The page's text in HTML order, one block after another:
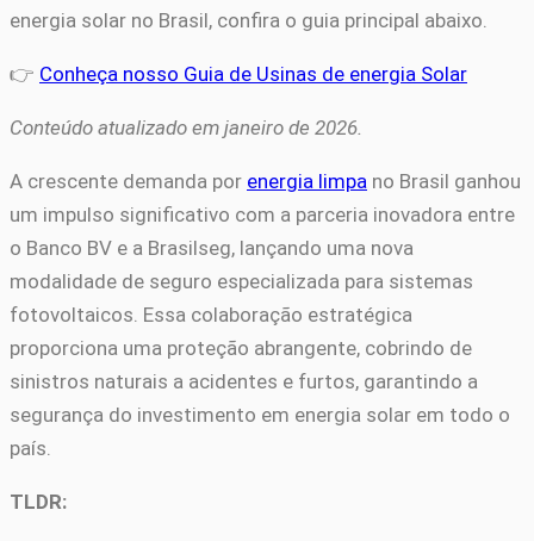
energia solar no Brasil, confira o guia principal abaixo.
👉 Conheça nosso Guia de Usinas de energia Solar
Conteúdo atualizado em janeiro de 2026.
A crescente demanda por energia limpa no Brasil ganhou
um impulso significativo com a parceria inovadora entre
o Banco BV e a Brasilseg, lançando uma nova
modalidade de seguro especializada para sistemas
fotovoltaicos. Essa colaboração estratégica
proporciona uma proteção abrangente, cobrindo de
sinistros naturais a acidentes e furtos, garantindo a
segurança do investimento em energia solar em todo o
país.
TLDR: